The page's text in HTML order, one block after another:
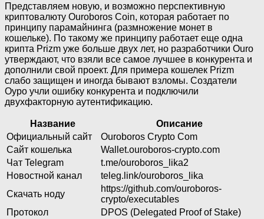
Представляем новую, и возможно перспективную
криптовалюту Ouroboros Coin, которая работает по
принципу парамайнинга (размножение монет в
кошельке). По такому же принципу работает еще одна
крипта Prizm уже больше двух лет, но разработчики Ouro
утверждают, что взяли все самое лучшее в конкурента и
дополнили свой проект. Для примера кошелек Prizm
слабо защищен и иногда бывают взломы. Создатели
Оуро учли ошибку конкурента и подключили
двухфакторную аутентификацию.
Название
Описание
Официальный сайт
Ouroboros Crypto Com
Сайт кошелька
Wallet.ouroboros-crypto.com
Чат Telegram
t.me/ouroboros_lika2
Новостной канал
teleg.link/ouroboros_lika
Скачать ноду
https://github.com/ouroboros-
crypto/executables
Протокол
DPOS (Delegated Proof of Stake)